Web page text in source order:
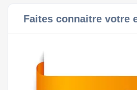
Faites connaitre votre